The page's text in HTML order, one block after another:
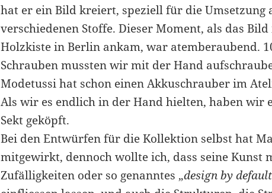
hat er ein Bild kreiert, speziell für die Umsetzung
verschiedenen Stoffe. Dieser Moment, als das
Holzkiste in Berlin ankam, war atemberaubend.
Schrauben mussten wir mit der Hand
Modetussi hat schon einen Akkuschrauber im
Als wir es endlich in der Hand hielten, haben wir
Sekt geköpft.
Bei den Entwürfen für die Kollektion selbst hat
mitgewirkt, dennoch wollte ich, dass seine Kunst
Zufälligkeiten oder so genanntes „design by default